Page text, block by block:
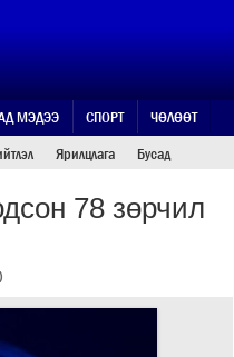
МЭДЭЭ СПОРТ
ЧӨЛӨӨТ
Ярилцлага Бусад
78 зөрчил
)